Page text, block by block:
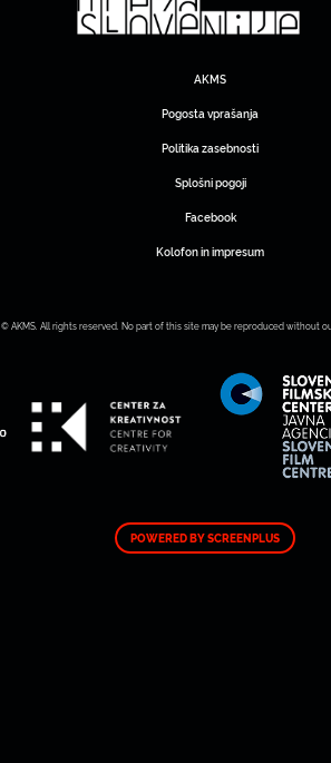
AKMS
Pogosta vprašanja
Politika zasebnosti
Splošni pogoji
Facebook
Kolofon in impresum
© AKMS. All rights reserved. No part of this site may be reproduced without
POWERED BY SCREENPLUS